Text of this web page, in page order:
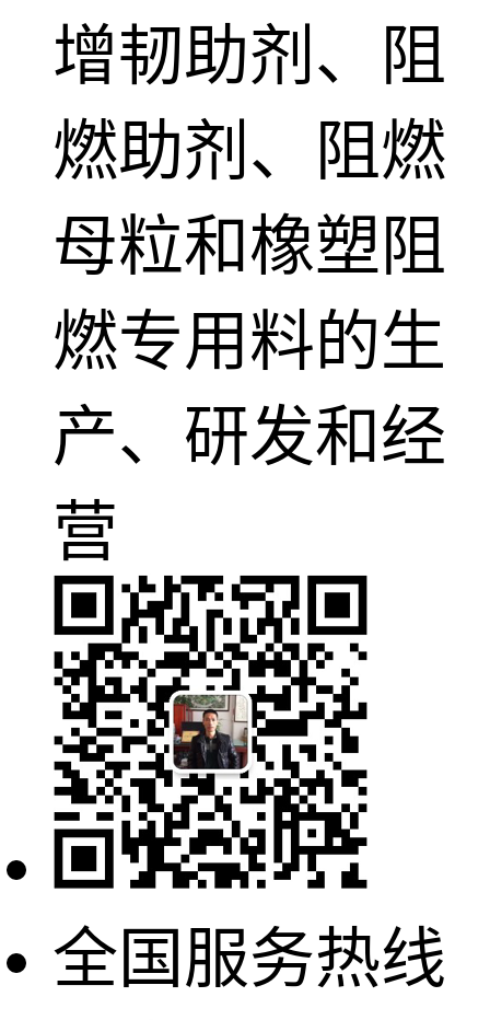
增韧助剂、阻
燃助剂、阻燃
母粒和橡塑阻
燃专用料的生
产、研发和经
营
全国服务热线